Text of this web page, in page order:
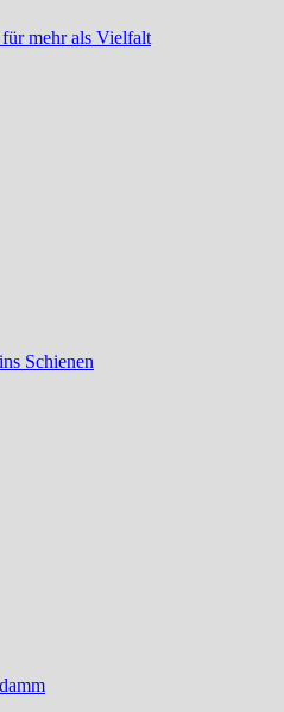
mehr als Vielfalt
Schienen